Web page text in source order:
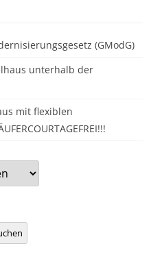
(GModG)
unterhalb der
mit flexiblen